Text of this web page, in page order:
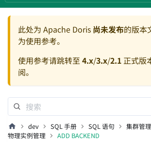
此处为 Apache Doris 尚未发布的版本
为使用参考。
使用参考请跳转至 4.x/3.x/2.1正式版
阅。
dev SQL 手册 SQL 语句
集群管理
物理实例管理
ADD BACKEND